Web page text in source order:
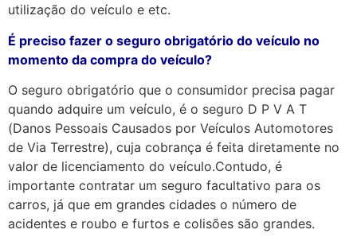
utilização do veículo e etc.
É preciso fazer o seguro obrigatório do veículo no
momento da compra do veículo?
O seguro obrigatório que o consumidor precisa pagar
quando adquire um veículo, é o seguro D P V A T
(Danos Pessoais Causados por Veículos Automotores
de Via Terrestre), cuja cobrança é feita diretamente no
valor de licenciamento do veículo.Contudo, é
importante contratar um seguro facultativo para os
carros, já que em grandes cidades o número de
acidentes e roubo e furtos e colisões são grandes.